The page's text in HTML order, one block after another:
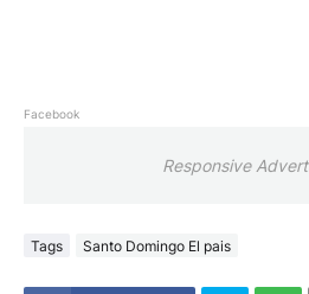
Facebook
Responsive
Tags Santo Domingo El pais